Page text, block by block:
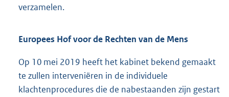
verzamelen.
Europees Hof voor de Rechten van de Mens
Op 10 mei 2019 heeft het kabinet bekend gemaakt
te zullen interveniëren in de individuele
klachtenprocedures die de nabestaanden zijn gestart